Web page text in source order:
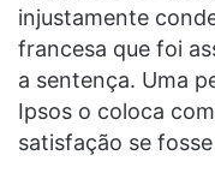
injustamente
francesa que foi
a sentença. Uma
Ipsos o coloca
satisfação se